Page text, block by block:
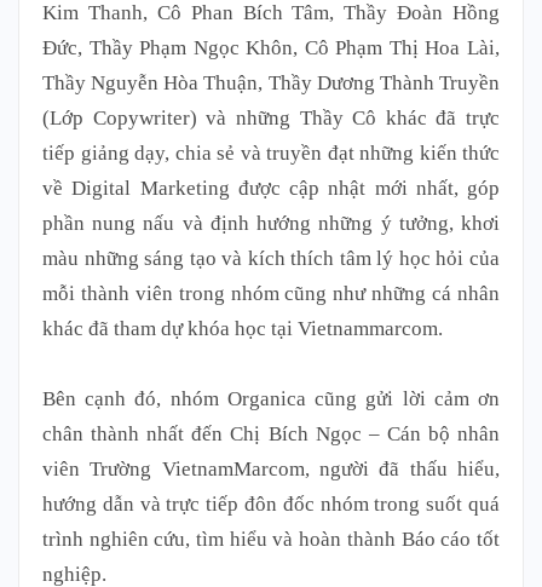
Kim Thanh, Cô Phan Bích Tâm, Thầy Đoàn Hồng
Đức, Thầy Phạm Ngọc Khôn, Cô Phạm Thị Hoa Lài,
Thầy Nguyễn Hòa Thuận, Thầy Dương Thành Truyền
(Lớp Copywriter) và những Thầy Cô khác đã trực
tiếp giảng dạy, chia sẻ và truyền đạt những kiến thức
về Digital Marketing được cập nhật mới nhất, góp
phần nung nấu và định hướng những ý tưởng, khơi
màu những sáng tạo và kích thích tâm lý học hỏi của
mỗi thành viên trong nhóm cũng như những cá nhân
khác đã tham dự khóa học tại Vietnammarcom.
Bên cạnh đó, nhóm Organica cũng gửi lời cảm ơn
chân thành nhất đến Chị Bích Ngọc – Cán bộ nhân
viên Trường VietnamMarcom, người đã thấu hiểu,
hướng dẫn và trực tiếp đôn đốc nhóm trong suốt quá
trình nghiên cứu, tìm hiểu và hoàn thành Báo cáo tốt
nghiệp.